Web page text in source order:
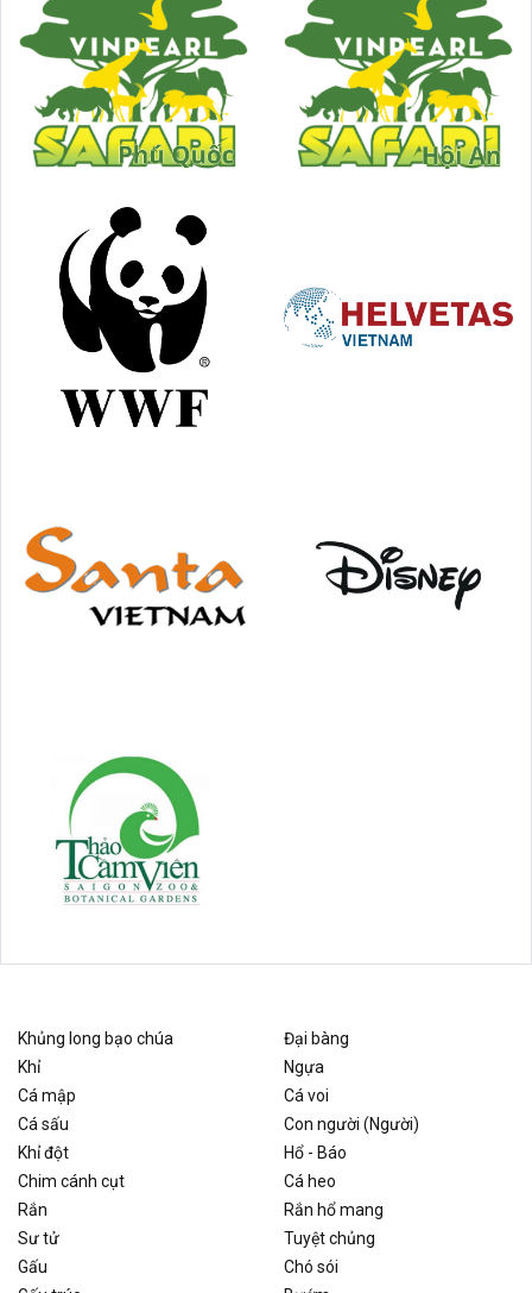
Khủng long bạo chúa
Đại bàng
Khỉ
Ngựa
Cá mập
Cá voi
Cá sấu
Con người (Người)
Khỉ đột
Hổ - Báo
Chim cánh cụt
Cá heo
Rắn
Rắn hổ mang
Sư tử
Tuyệt chủng
Gấu
Chó sói